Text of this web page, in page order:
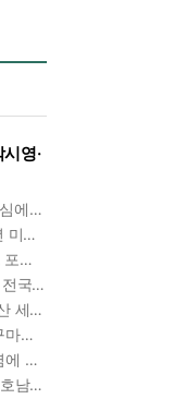
영·
부모 외출 틈타 여동생 성폭행한 20대 남성, 1심에서 5년형 선고 : 친족 간 '암수범죄'의 심각성
검찰청 간판 떼도 '검사 우대'는 그대로? : 10년 미만 검사는 중수청 4급 수사관으로 직행한다
다뉴브강에 제2차 세계대전 군함이 드러났고, 포항 수돗물은 갑자기 짜졌다 : 폭염·가뭄이 만든 낯선 풍경
[허프 트렌드] '방탑고려단' '학교종이 에밀레', 전국 275팀 몰린 2026년 국립중앙박물관 분장대회 : 숨은 실력자들 나온다
조국 조국혁신당 전 대표 이재명 정부의 부동산 세제개편안 비판했다 : '공공주택 대전환' 촉구
"한국산 물은 변기 물로 써라" : 한국이 보낸 구마모토 지진 구호품에 한 일본인이 보인 반응
"실외기 과열, 문 닫지 마세요" 40도 안팎 폭염에 쉼 없이 도는 에어컨 : 화재 위험 경고등!
민주당 정청래·김민석, 전당대회 최대 승부처 호남 표심잡기 총력 : 격차 10%p 안이냐, 밖이냐